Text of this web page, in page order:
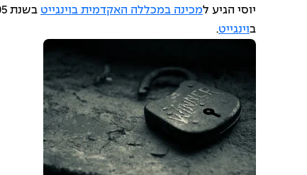
יוסי הגיע למכינה במכללה האקדמית בוינגייט בשנת 2005, על מנת להשלים ולשפר את תעודת הבגרות שלו, על מנת להתקבל ללימודי
בוינגייט.